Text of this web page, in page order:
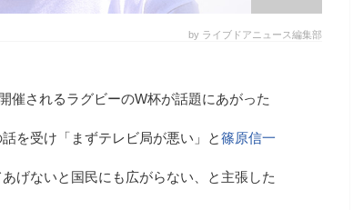
by ライブドアニュース編集部
催されるラグビーのW杯が話題にあがった
を受け「まずテレビ局が悪い」と篠原信一
げないと国民にも広がらない、と主張した